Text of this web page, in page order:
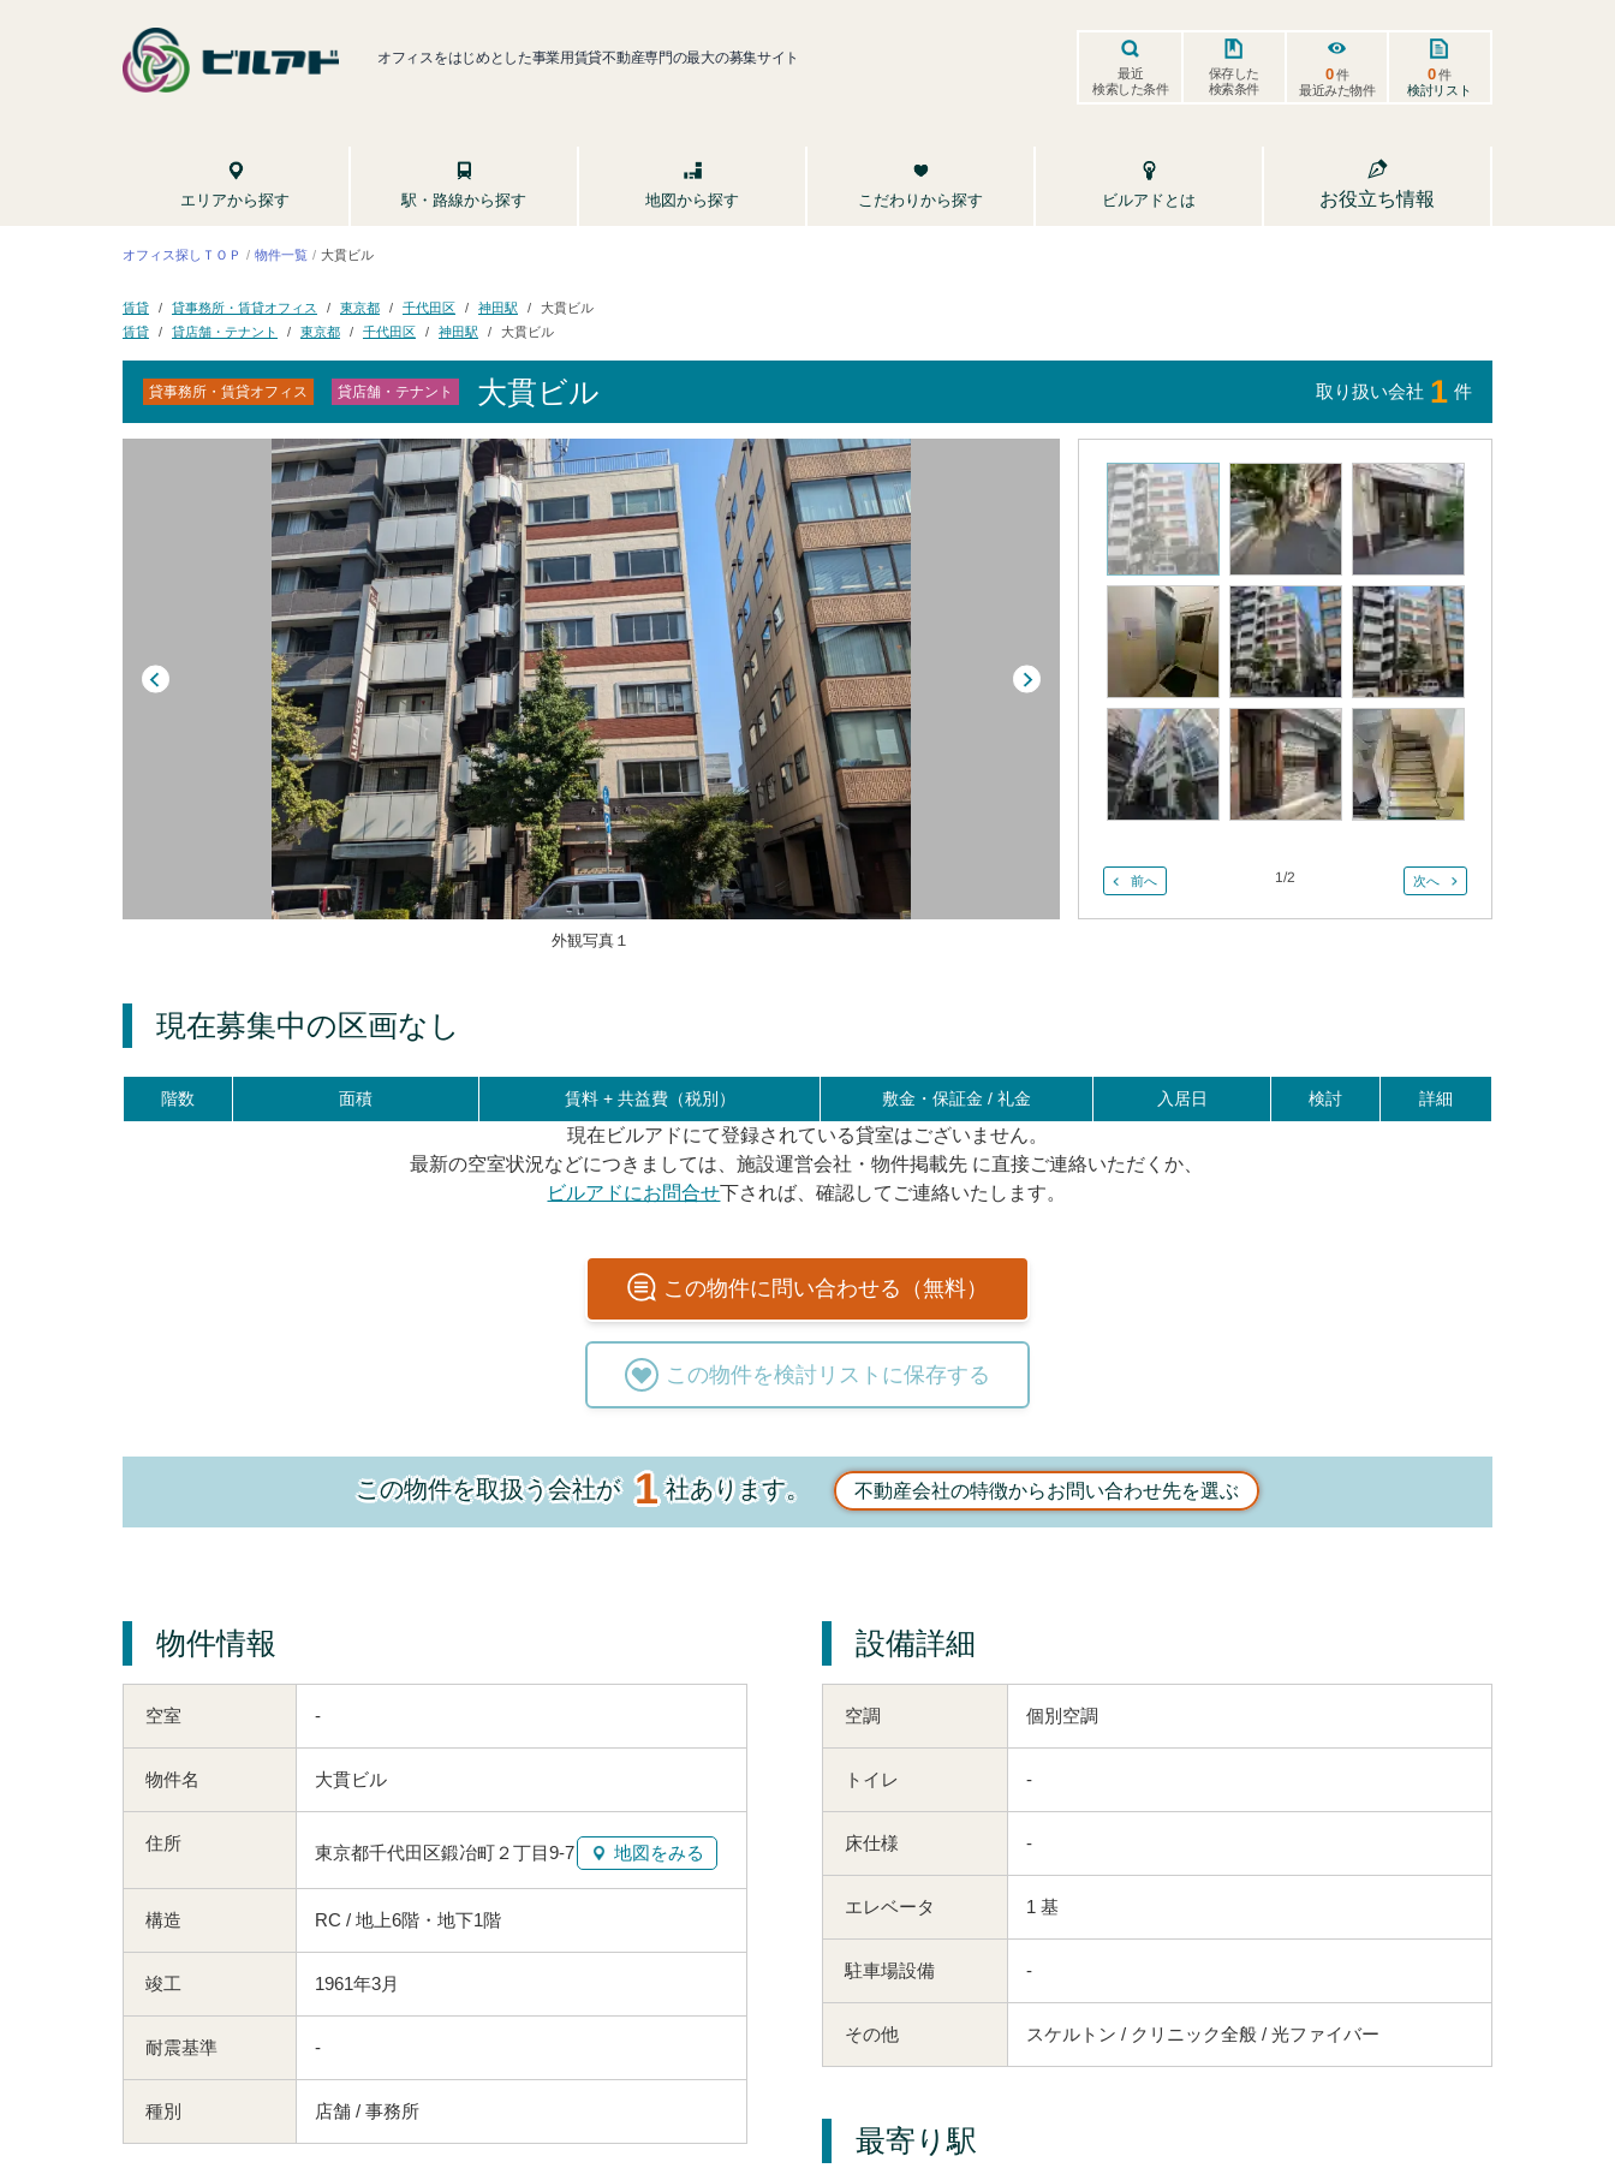
オフィスをはじめとした事業用賃貸不動産専門の最大の募集サイト
最近
検索した条件
保存した
検索条件
0件
最近みた物件
0件
検討リスト
エリアから探す 駅・路線から探す 地図から探す こだわりから探す ビルアドとは お役立ち情報
オフィス探しＴＯＰ 物件一覧 大貫ビル
賃貸 貸事務所・賃貸オフィス 東京都 千代田区 神田駅 大貫ビル
賃貸 貸店舗・テナント 東京都 千代田区 神田駅 大貫ビル
貸事務所・賃貸オフィス 貸店舗・テナント 大貫ビル 取り扱い会社 1 件
外観写真１
前へ 1/2 次へ
現在募集中の区画なし
階数 面積 賃料 +共益費（税別） 敷金・保証金 / 礼金 入居日 検討 詳細
現在ビルアドにて登録されている貸室はございません。
最新の空室状況などにつきましては、施設運営会社・物件掲載先 に直接ご連絡いただくか、
ビルアドにお問合せ下されば、確認してご連絡いたします。
この物件に問い合わせる（無料）
この物件を検討リストに保存する
この物件を取扱う会社が1社あります。 不動産会社の特徴からお問い合わせ先を選ぶ
物件情報
空室 -
物件名 大貫ビル
住所 東京都千代田区鍛冶町２丁目9-7 地図をみる
構造 RC / 地上6階・地下1階
竣工 1961年3月
耐震基準 -
種別 店舗 / 事務所
設備詳細
空調 個別空調
トイレ -
床仕様 -
エレベータ 1 基
駐車場設備 -
その他 スケルトン / クリニック全般 / 光ファイバー
最寄り駅